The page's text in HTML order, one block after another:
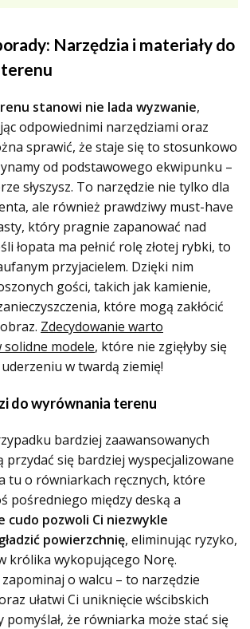
Narzędzia i materiały do
stanowi nie lada wyzwanie,
odpowiednimi narzędziami oraz
sprawić, że staje się to stosunkowo
od podstawowego ekwipunku –
słyszysz. To narzędzie nie tylko dla
ale również prawdziwy must-have
który pragnie zapanować nad
łopata ma pełnić rolę złotej rybki, to
przyjacielem. Dzięki nim
gości, takich jak kamienie,
które mogą zakłócić
Zdecydowanie warto
solidne modele, które nie zgięłyby się
w twardą ziemię!
do wyrównania terenu
bardziej zaawansowanych
się bardziej wyspecjalizowane
tu o równiarkach ręcznych, które
pośredniego między deską a
cudo pozwoli Ci niezwykle
powierzchnię, eliminując ryzyko,
królika wykopującego Norę.
o walcu – to narzędzie
ułatwi Ci uniknięcie wścibskich
pomyślał, że równiarka może stać się